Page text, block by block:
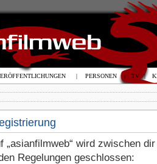
„asianfilmweb“ wird zwischen
Regelungen geschlossen:
| PERSONEN | TV |